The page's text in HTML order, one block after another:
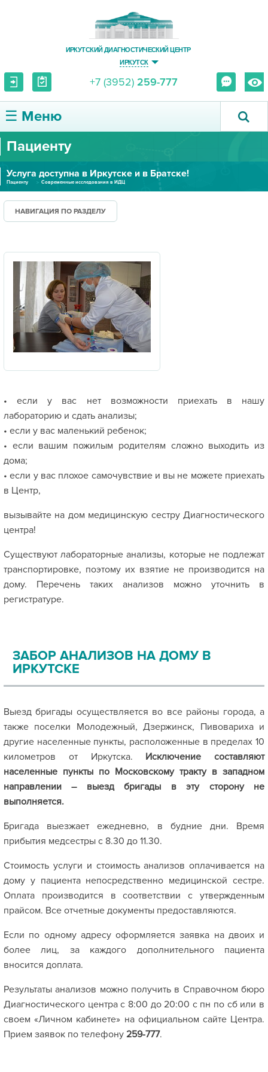
ИРКУТСКИЙ ДИАГНОСТИЧЕСКИЙ ЦЕНТР
ИРКУТСК
+7 (3952) 259-777
☰ Меню
О ЦЕНТРЕ
УСЛУГИ И ЦЕНЫ
ПАЦИЕНТУ
ПРАВОВАЯ ИНФОРМАЦИЯ
Пациенту
Услуга доступна в Иркутске и в Братске!
Пациенту Современные исследования в ИДЦ
НАВИГАЦИЯ ПО РАЗДЕЛУ
• если у вас нет возможности приехать в нашу
лабораторию и сдать анализы;
• если у вас маленький ребенок;
• если вашим пожилым родителям сложно выходить из
дома;
• если у вас плохое самочувствие и вы не можете приехать
в Центр,
вызывайте на дом медицинскую сестру Диагностического
центра!
Существуют лабораторные анализы, которые не подлежат
транспортировке, поэтому их взятие не производится на
дому. Перечень таких анализов можно уточнить в
регистратуре.
ЗАБОР АНАЛИЗОВ НА ДОМУ В
ИРКУТСКЕ
Выезд бригады осуществляется во все районы города, а
также поселки Молодежный, Дзержинск, Пивовариха и
другие населенные пункты, расположенные в пределах 10
километров от Иркутска. Исключение составляют
населенные пункты по Московскому тракту в западном
направлении – выезд бригады в эту сторону не
выполняется.
Бригада выезжает ежедневно, в будние дни. Время
прибытия медсестры с 8.30 до 11.30.
Стоимость услуги и стоимость анализов оплачивается на
дому у пациента непосредственно медицинской сестре.
Оплата производится в соответствии с утвержденным
прайсом. Все отчетные документы предоставляются.
Если по одному адресу оформляется заявка на двоих и
более лиц, за каждого дополнительного пациента
вносится доплата.
Результаты анализов можно получить в Справочном бюро
Диагностического центра с 8:00 до 20:00 с пн по сб или в
своем «Личном кабинете» на официальном сайте Центра.
Прием заявок по телефону 259-777.